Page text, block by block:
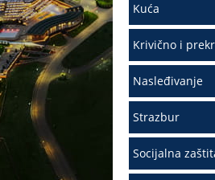
Kuća
Krivično i
Nasleđivanje
Strazbur
Socijalna